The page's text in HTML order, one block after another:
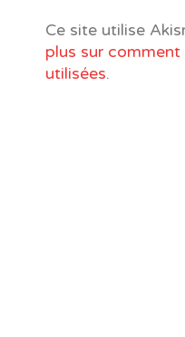
Ce site utilise
plus sur
utilisées.